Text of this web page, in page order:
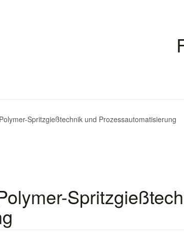
Spritzgießtechnik und Prozessautomatisierung